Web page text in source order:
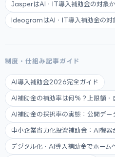
JasperはAI・IT導入補助金の対象
IdeogramはAI・IT導入補助金の対
制度・仕組み記事ガイド
AI導入補助金2026完全ガイド
AI補助金の補助率は何%？上限額・
AI補助金の採択率の実態：公開デー
中小企業省力化投資補助金：AI機器
デジタル化・AI導入補助金でホーム